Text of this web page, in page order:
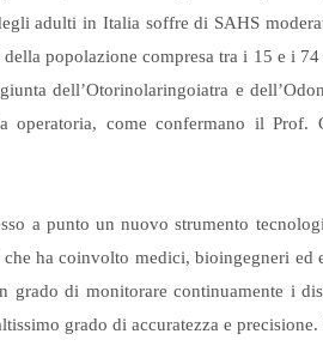
adulti in Italia soffre di SAHS
popolazione compresa tra i 15 e i
dell’Otorinolaringoiatra e
operatoria, come confermano il Prof.
a punto un nuovo strumento
ha coinvolto medici, bioingegneri ed
grado di monitorare continuamente i
grado di accuratezza e precisione.